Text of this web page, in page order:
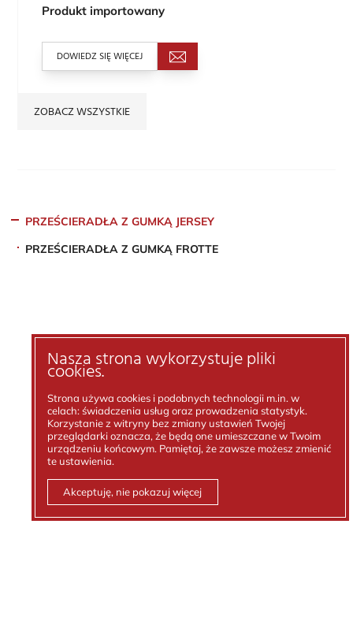
Produkt importowany
DOWIEDZ SIĘ WIĘCEJ
ZOBACZ WSZYSTKIE
PRZEŚCIERADŁA Z GUMKĄ JERSEY
PRZEŚCIERADŁA Z GUMKĄ FROTTE
Nasza strona wykorzystuje pliki
cookies.
Strona używa cookies i podobnych technologii m.in. w
celach: świadczenia usług oraz prowadzenia statystyk.
Korzystanie z witryny bez zmiany ustawień Twojej
przeglądarki oznacza, że będą one umieszczane w Twoim
urządzeniu końcowym. Pamiętaj, że zawsze możesz zmienić
te ustawienia.
Akceptuję, nie pokazuj więcej